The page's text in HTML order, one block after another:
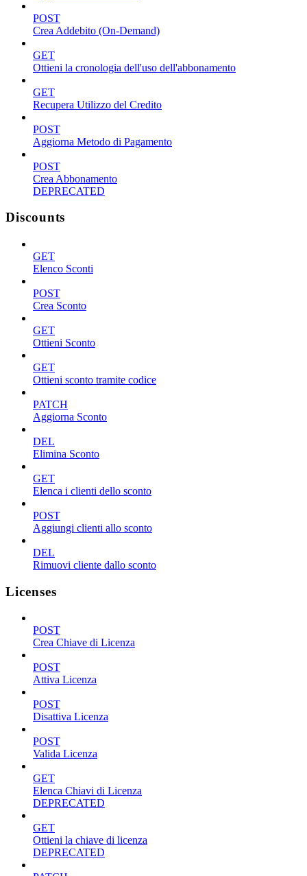
POST
Crea Addebito (On-Demand)
GET
Ottieni la cronologia dell'uso dell'abbonamento
GET
Recupera Utilizzo del Credito
POST
Aggiorna Metodo di Pagamento
POST
Crea Abbonamento
DEPRECATED
Discounts
GET
Elenco Sconti
POST
Crea Sconto
GET
Ottieni Sconto
GET
Ottieni sconto tramite codice
PATCH
Aggiorna Sconto
DEL
Elimina Sconto
GET
Elenca i clienti dello sconto
POST
Aggiungi clienti allo sconto
DEL
Rimuovi cliente dallo sconto
Licenses
POST
Crea Chiave di Licenza
POST
Attiva Licenza
POST
Disattiva Licenza
POST
Valida Licenza
GET
Elenca Chiavi di Licenza
DEPRECATED
GET
Ottieni la chiave di licenza
DEPRECATED